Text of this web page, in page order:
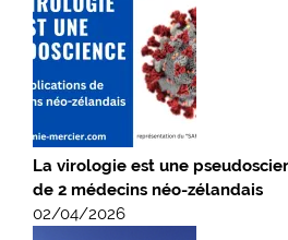
La virologie est une
de 2 médecins néo-zélandais
02/04/2026